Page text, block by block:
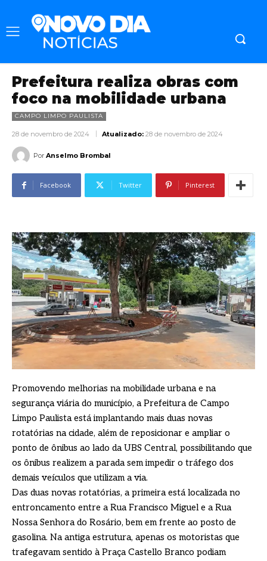
Prefeitura realiza obras com
foco na mobilidade urbana
CAMPO LIMPO PAULISTA
28 de novembro de 2024 Atualizado: 28 de novembro de 2024
Por Anselmo Brombal
Facebook Twitter Pinterest
Promovendo melhorias na mobilidade urbana e na
segurança viária do município, a Prefeitura de Campo
Limpo Paulista está implantando mais duas novas
rotatórias na cidade, além de reposicionar e ampliar o
ponto de ônibus ao lado da UBS Central, possibilitando que
os ônibus realizem a parada sem impedir o tráfego dos
demais veículos que utilizam a via.
Das duas novas rotatórias, a primeira está localizada no
entroncamento entre a Rua Francisco Miguel e a Rua
Nossa Senhora do Rosário, bem em frente ao posto de
gasolina. Na antiga estrutura, apenas os motoristas que
trafegavam sentido à Praça Castello Branco podiam